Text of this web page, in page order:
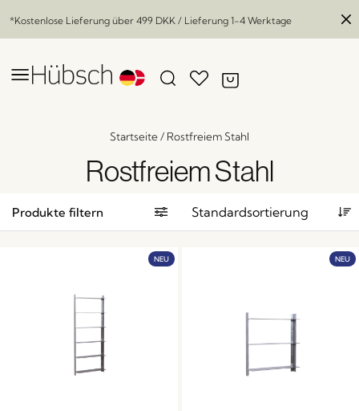
*Kostenlose Lieferung über 499 DKK / Lieferung 1-4 Werktage
Startseite/ Rostfreiem Stahl
Rostfreiem Stahl
Produkte filtern
NEU NEU